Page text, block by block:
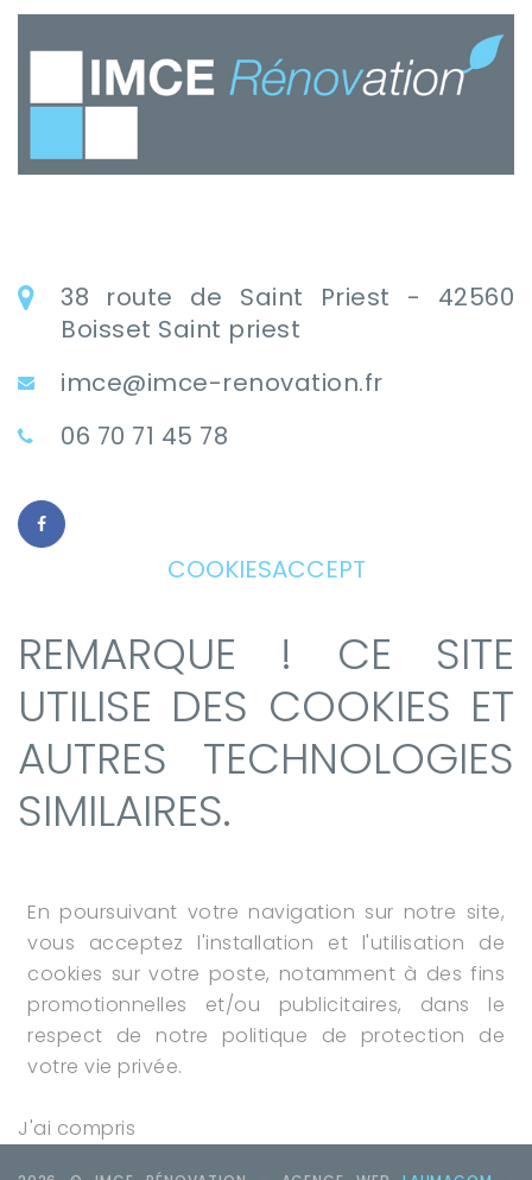
38 route de Saint Priest - 42560
Boisset Saint priest
imce@imce-renovation.fr
06 70 71 45 78
COOKIESACCEPT
REMARQUE ! CE SITE
UTILISE DES COOKIES ET
AUTRES TECHNOLOGIES
SIMILAIRES.
En poursuivant votre navigation sur notre site,
vous acceptez l'installation et l'utilisation de
cookies sur votre poste, notamment à des fins
promotionnelles et/ou publicitaires, dans le
respect de notre politique de protection de
votre vie privée.
J'ai compris